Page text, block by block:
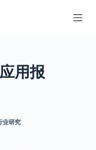
用报
业研究